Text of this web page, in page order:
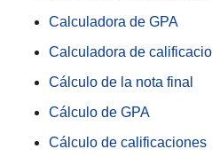
Calculadora de GPA
Calculadora de
Cálculo de la nota final
Cálculo de GPA
Cálculo de calificaciones